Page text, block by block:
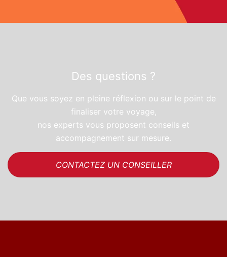
Des questions ?
Que vous soyez en pleine réflexion ou sur le point de
finaliser votre voyage,
nos experts vous proposent conseils et
accompagnement sur mesure.
CONTACTEZ UN CONSEILLER